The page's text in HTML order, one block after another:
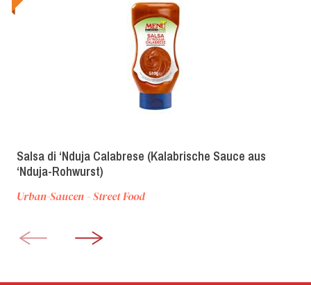
Salsa di ‘Nduja Calabrese (Kalabrische Sauce aus
‘Nduja-Rohwurst)
Urban-Saucen - Street Food